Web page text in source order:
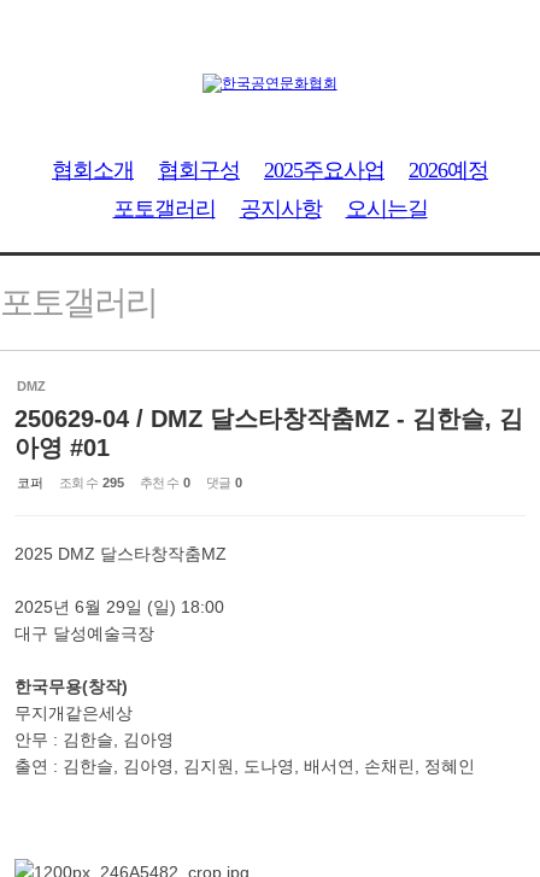
협회소개 협회구성 2025주요사업
2026예정
포토갤러리
공지사항 오시는길
포토갤러리
DMZ
250629-04 / DMZ 달스타창작춤MZ - 김한슬, 김
아영 #01
코퍼 조회 수 295 추천 수 0 댓글 0
2025 DMZ 달스타창작춤MZ
2025년 6월 29일 (일) 18:00
대구 달성예술극장
한국무용(창작)
무지개같은세상
안무 : 김한슬, 김아영
출연 : 김한슬, 김아영, 김지원, 도나영, 배서연, 손채린, 정혜인